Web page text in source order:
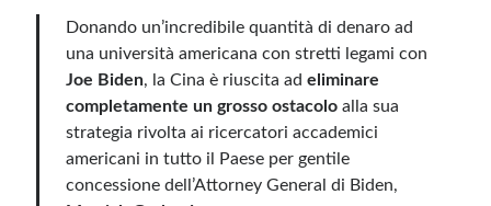
Donando un’incredibile quantità di denaro ad
una università americana con stretti legami con
Joe Biden, la Cina è riuscita adeliminare
completamente un grosso ostacolo alla sua
strategia rivolta ai ricercatori accademici
americani in tutto il Paese per gentile
concessione dell’Attorney General di Biden,